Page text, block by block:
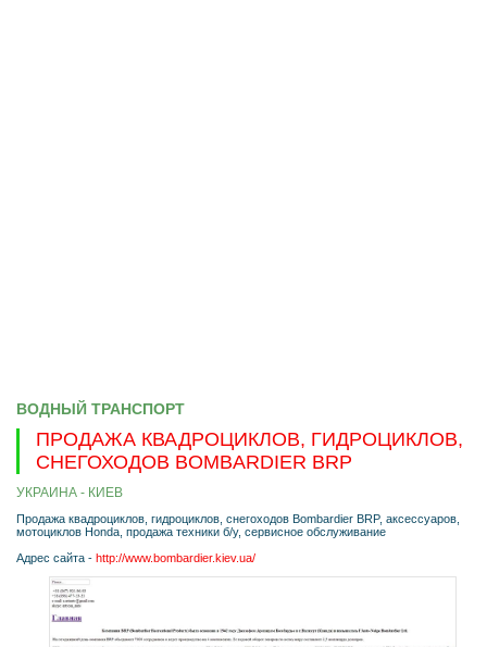
ВОДНЫЙ ТРАНСПОРТ
ПРОДАЖА КВАДРОЦИКЛОВ, ГИДРОЦИКЛОВ,
СНЕГОХОДОВ BOMBARDIER BRP
УКРАИНА - КИЕВ
Продажа квадроциклов, гидроциклов, снегоходов Bombardier BRP, аксессуаров,
мотоциклов Honda, продажа техники б/у, сервисное обслуживание
Адрес сайта - http://www.bombardier.kiev.ua/